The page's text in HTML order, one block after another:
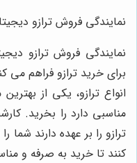
نمایندگی فروش ترازو
نمایندگی فروش ترازو
برای خرید ترازو فراهم می
انواع ترازو، یکی از
مناسبی دارد را بخرید.
ترازو را بر عهده دارند شما
کنند تا خرید به صرفه و